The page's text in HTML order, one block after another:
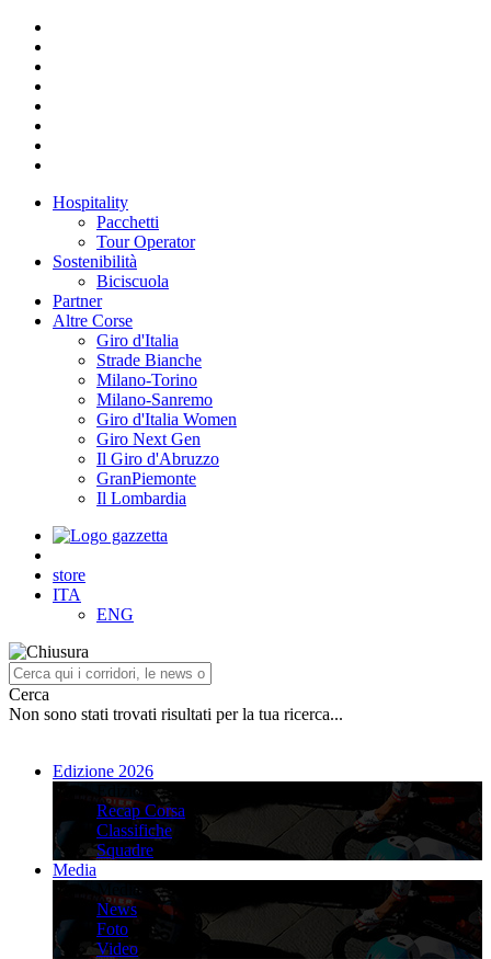
Hospitality
Pacchetti
Tour Operator
Sostenibilità
Biciscuola
Partner
Altre Corse
Giro d'Italia
Strade Bianche
Milano-Torino
Milano-Sanremo
Giro d'Italia Women
Giro Next Gen
Il Giro d'Abruzzo
GranPiemonte
Il Lombardia
store
ITA
ENG
Cerca
Non sono stati trovati risultati per la tua ricerca...
Edizione 2026
Edizione 2026
Recap Corsa
Classifiche
Squadre
Media
Media
News
Foto
Video